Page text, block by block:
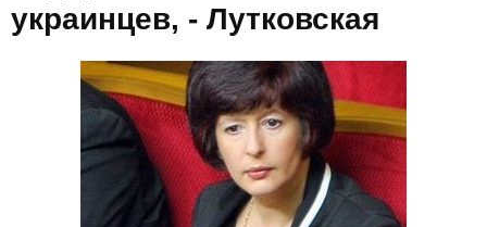
украинцев, - Лутковская